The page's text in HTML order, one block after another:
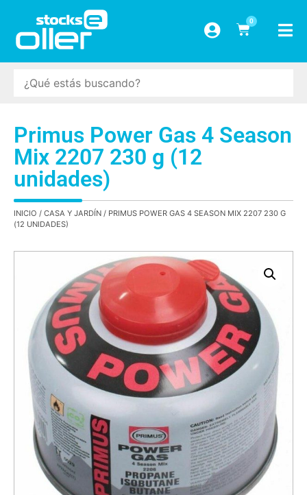
0
Primus Power Gas 4 Season
Mix 2207 230 g (12
unidades)
INICIO / CASA Y JARDÍN / PRIMUS POWER GAS 4 SEASON MIX 2207 230 G
(12 UNIDADES)